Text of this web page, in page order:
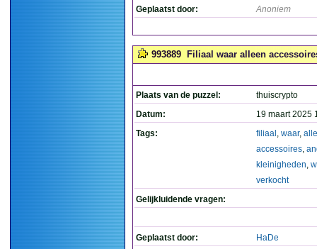
Geplaatst door: Anoniem
993889 Filiaal waar alleen
Plaats van de puzzel:
thuiscrypto
Datum:
19 maart 2025
Tags:
filiaal , waar,
accessoires,
kleinigheden,
verkocht
Gelijkluidende vragen:
Geplaatst door: HaDe